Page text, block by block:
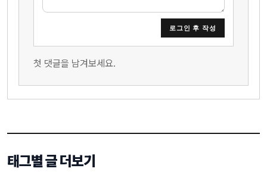
로그인 후 작성
첫 댓글을 남겨보세요.
태그별 글 더보기